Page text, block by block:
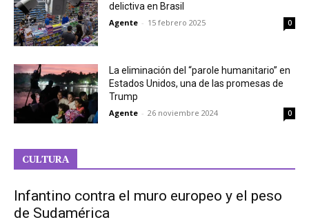
delictiva en Brasil
Agente - 15 febrero 2025 0
La eliminación del “parole humanitario” en
Estados Unidos, una de las promesas de
Trump
Agente - 26 noviembre 2024 0
CULTURA
Infantino contra el muro europeo y el peso
de Sudamérica